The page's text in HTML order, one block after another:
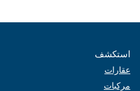
استكشف
عقارات
مركبات